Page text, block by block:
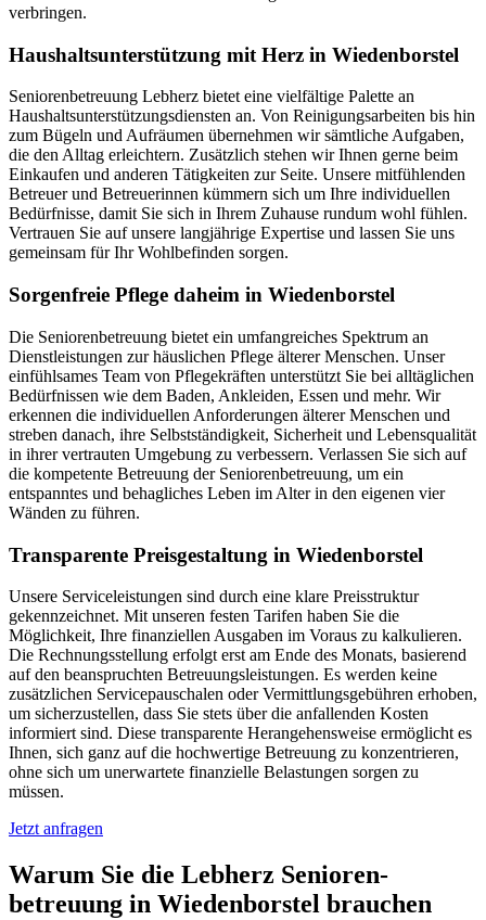
verbringen.
Haushalts­unterstützung mit Herz in Wiedenborstel
Seniorenbetreuung Lebherz bietet eine vielfältige Palette an
Haushaltsunterstützungsdiensten an. Von Reinigungsarbeiten bis hin
zum Bügeln und Aufräumen übernehmen wir sämtliche Aufgaben,
die den Alltag erleichtern. Zusätzlich stehen wir Ihnen gerne beim
Einkaufen und anderen Tätigkeiten zur Seite. Unsere mitfühlenden
Betreuer und Betreuerinnen kümmern sich um Ihre individuellen
Bedürfnisse, damit Sie sich in Ihrem Zuhause rundum wohl fühlen.
Vertrauen Sie auf unsere langjährige Expertise und lassen Sie uns
gemeinsam für Ihr Wohlbefinden sorgen.
Sorgenfreie Pflege daheim in Wiedenborstel
Die Seniorenbetreuung bietet ein umfangreiches Spektrum an
Dienstleistungen zur häuslichen Pflege älterer Menschen. Unser
einfühlsames Team von Pflegekräften unterstützt Sie bei alltäglichen
Bedürfnissen wie dem Baden, Ankleiden, Essen und mehr. Wir
erkennen die individuellen Anforderungen älterer Menschen und
streben danach, ihre Selbstständigkeit, Sicherheit und Lebensqualität
in ihrer vertrauten Umgebung zu verbessern. Verlassen Sie sich auf
die kompetente Betreuung der Seniorenbetreuung, um ein
entspanntes und behagliches Leben im Alter in den eigenen vier
Wänden zu führen.
Transparente Preisgestaltung in Wiedenborstel
Unsere Serviceleistungen sind durch eine klare Preisstruktur
gekennzeichnet. Mit unseren festen Tarifen haben Sie die
Möglichkeit, Ihre finanziellen Ausgaben im Voraus zu kalkulieren.
Die Rechnungsstellung erfolgt erst am Ende des Monats, basierend
auf den beanspruchten Betreuungsleistungen. Es werden keine
zusätzlichen Servicepauschalen oder Vermittlungsgebühren erhoben,
um sicherzustellen, dass Sie stets über die anfallenden Kosten
informiert sind. Diese transparente Herangehensweise ermöglicht es
Ihnen, sich ganz auf die hochwertige Betreuung zu konzentrieren,
ohne sich um unerwartete finanzielle Belastungen sorgen zu
müssen.
Jetzt anfragen
Warum Sie die Lebherz Senioren­
betreuung in Wiedenborstel brauchen